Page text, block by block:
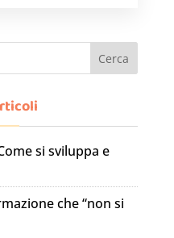
Cerca
si sviluppa e
che “non si